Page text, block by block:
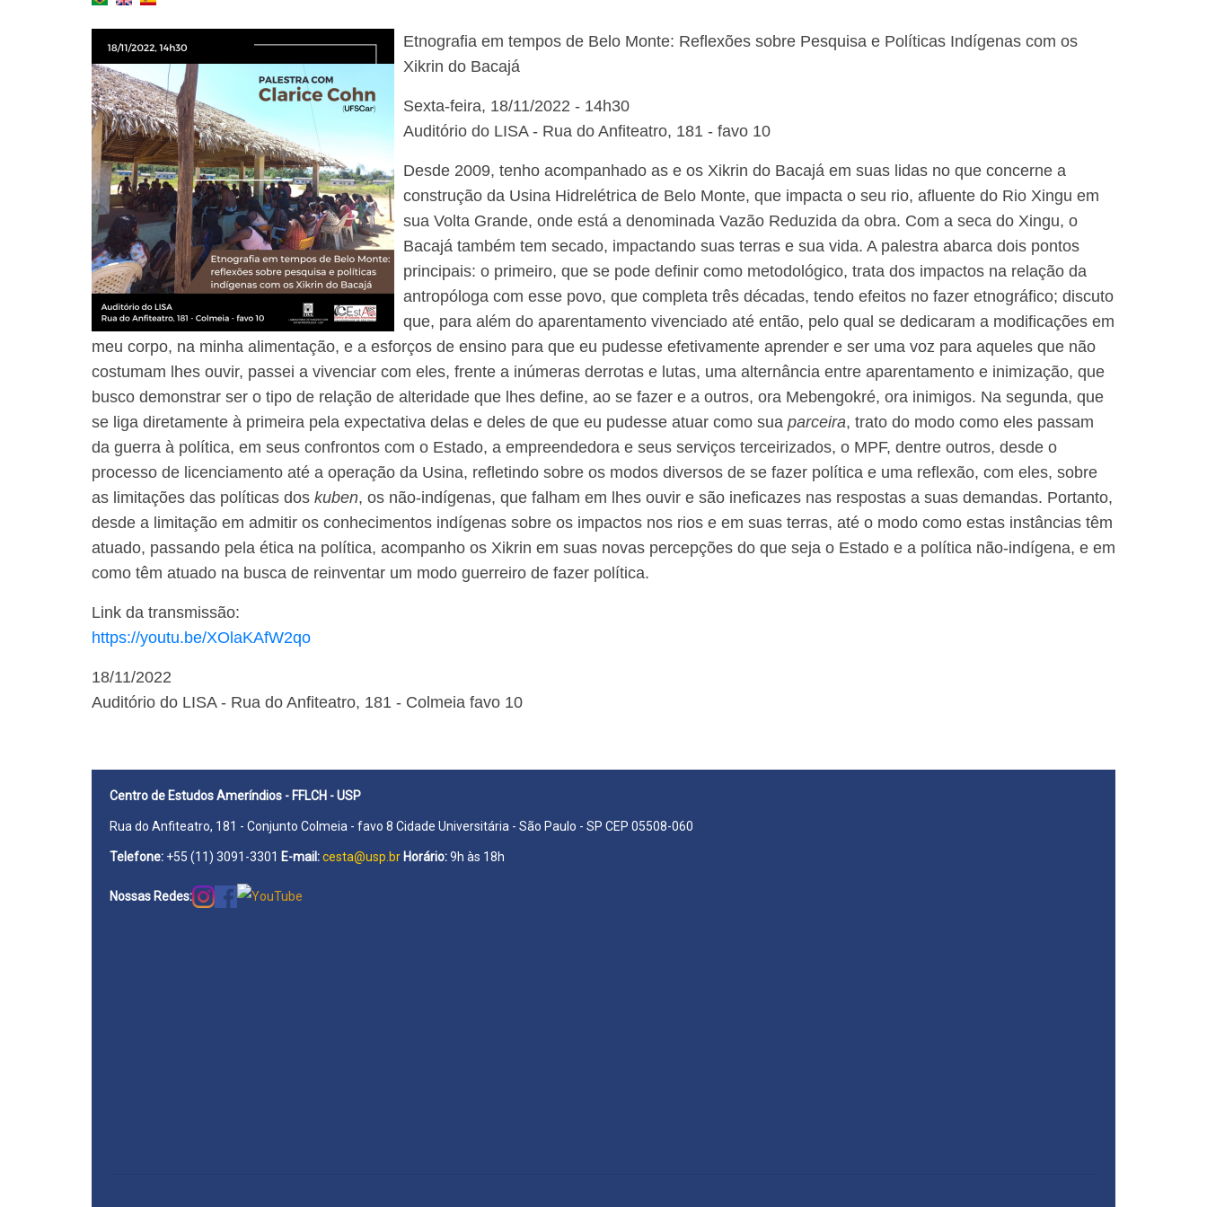
Etnografia em tempos de Belo Monte: Reflexões sobre Pesquisa e Políticas Indígenas com os
Xikrin do Bacajá
Sexta-feira, 18/11/2022 - 14h30
Auditório do LISA - Rua do Anfiteatro, 181 - favo 10
Desde 2009, tenho acompanhado as e os Xikrin do Bacajá em suas lidas no que concerne a
construção da Usina Hidrelétrica de Belo Monte, que impacta o seu rio, afluente do Rio Xingu em
sua Volta Grande, onde está a denominada Vazão Reduzida da obra. Com a seca do Xingu, o
Bacajá também tem secado, impactando suas terras e sua vida. A palestra abarca dois pontos
principais: o primeiro, que se pode definir como metodológico, trata dos impactos na relação da
antropóloga com esse povo, que completa três décadas, tendo efeitos no fazer etnográfico; discuto
que, para além do aparentamento vivenciado até então, pelo qual se dedicaram a modificações em
meu corpo, na minha alimentação, e a esforços de ensino para que eu pudesse efetivamente aprender e ser uma voz para aqueles que não
costumam lhes ouvir, passei a vivenciar com eles, frente a inúmeras derrotas e lutas, uma alternância entre aparentamento e inimização, que
busco demonstrar ser o tipo de relação de alteridade que lhes define, ao se fazer e a outros, ora Mebengokré, ora inimigos. Na segunda, que
se liga diretamente à primeira pela expectativa delas e deles de que eu pudesse atuar como sua parceira, trato do modo como eles passam
da guerra à política, em seus confrontos com o Estado, a empreendedora e seus serviços terceirizados, o MPF, dentre outros, desde o
processo de licenciamento até a operação da Usina, refletindo sobre os modos diversos de se fazer política e uma reflexão, com eles, sobre
as limitações das políticas dos kuben, os não-indígenas, que falham em lhes ouvir e são ineficazes nas respostas a suas demandas. Portanto,
desde a limitação em admitir os conhecimentos indígenas sobre os impactos nos rios e em suas terras, até o modo como estas instâncias têm
atuado, passando pela ética na política, acompanho os Xikrin em suas novas percepções do que seja o Estado e a política não-indígena, e em
como têm atuado na busca de reinventar um modo guerreiro de fazer política.
Link da transmissão:
https://youtu.be/XOlaKAfW2qo
18/11/2022
Auditório do LISA - Rua do Anfiteatro, 181 - Colmeia favo 10
Centro de Estudos Ameríndios - FFLCH - USP
Rua do Anfiteatro, 181 - Conjunto Colmeia - favo 8 Cidade Universitária - São Paulo - SP CEP 05508-060
Telefone: +55 (11) 3091-3301 E-mail:cesta@usp.br Horário:9h às 18h
Nossas Redes: